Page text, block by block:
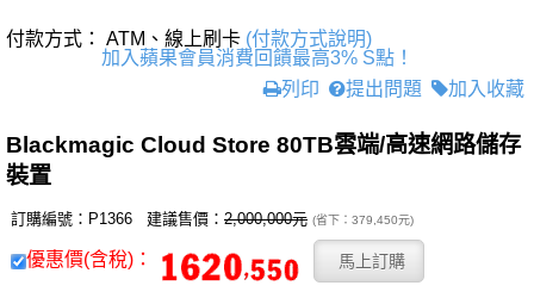
付款方式： ATM、線上刷卡 (付款方式說明)
加入蘋果會員消費回饋最高3% S點！
列印
提出問題 加入收藏
Blackmagic Cloud Store 80TB雲端/高速網路儲存
裝置
訂購編號：P1366 建議售價： 2,000,000元 (省下：379,450元)
優惠價(含稅)：